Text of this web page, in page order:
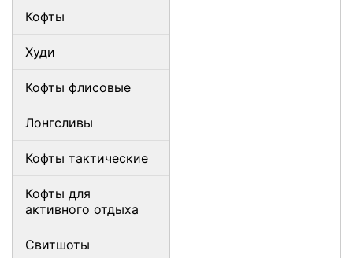
Кофты
Худи
Кофты флисовые
Лонгсливы
Кофты тактические
Кофты для
активного отдыха
Свитшоты